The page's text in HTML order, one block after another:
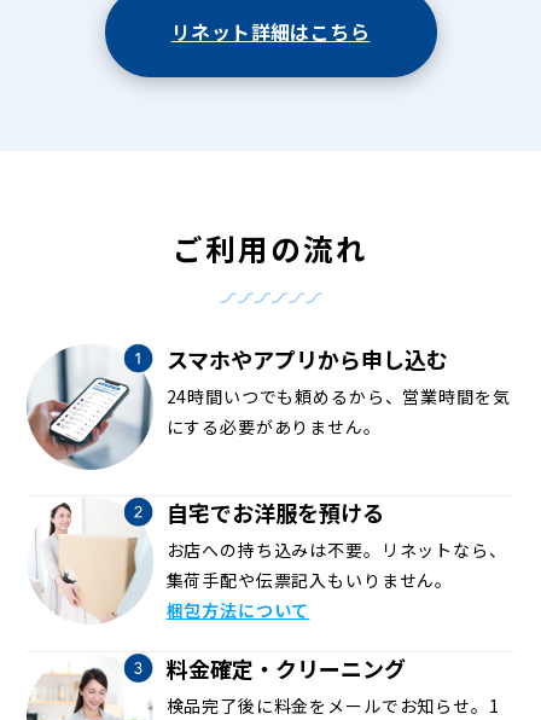
リネット詳細はこちら
ご利用の流れ
スマホやアプリから申し込む
24時間いつでも頼めるから、営業時間を気
にする必要がありません。
自宅でお洋服を預ける
お店への持ち込みは不要。リネットなら、
集荷手配や伝票記入もいりません。
梱包方法について
料金確定・クリーニング
検品完了後に料金をメールでお知らせ。1